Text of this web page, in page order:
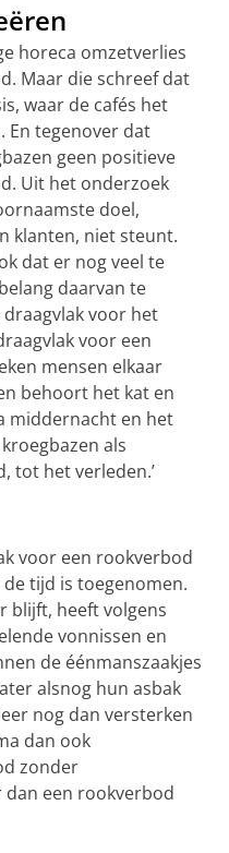
horeca omzetverlies
Maar die schreef dat
waar de cafés het
En tegenover dat
geen positieve
Uit het onderzoek
doel,
klanten, niet steunt.
dat er nog veel te
daarvan te
voor het
voor een
mensen elkaar
behoort het kat en
middernacht en het
als
tot het verleden.’
voor een rookverbod
tijd is toegenomen.
blijft, heeft volgens
vonnissen en
de éénmanszaakjes
alsnog hun asbak
nog dan versterken
dan ook
zonder
een rookverbod